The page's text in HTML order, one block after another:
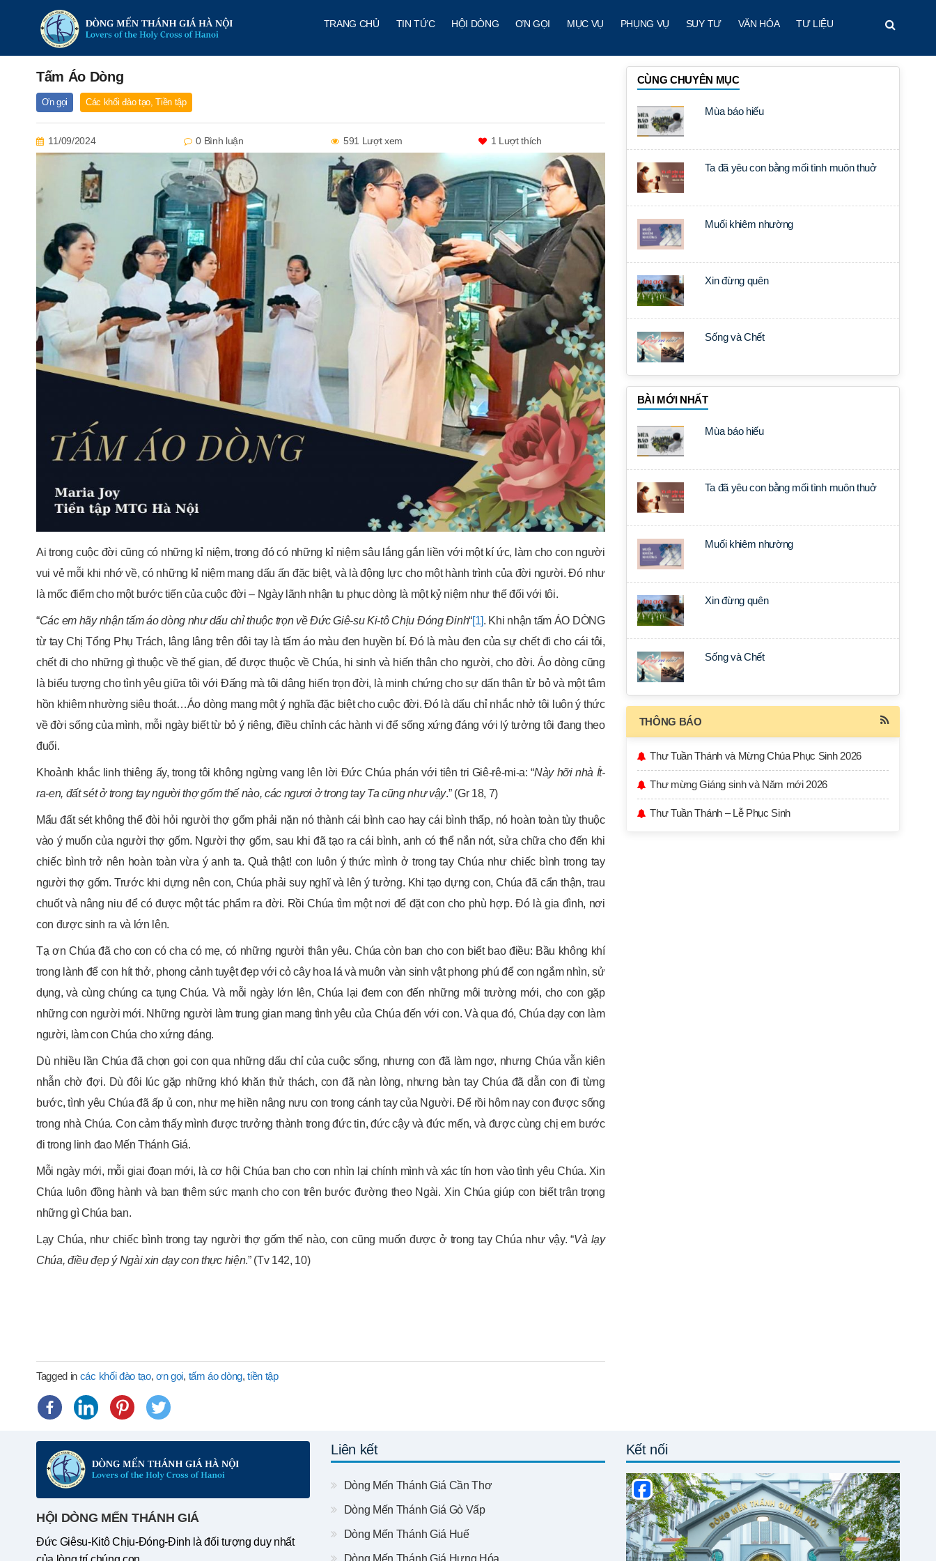
TRANG CHỦ TIN TỨC HỘI DÒNG ƠN GỌI MỤC VỤ PHỤNG VỤ SUY TƯ VĂN HÓA TƯ LIỆU
Tấm Áo Dòng
Ơn gọi Các khối đào tạo,Tiền tập
11/09/2024 0 Bình luận 591 Lượt xem 1 Lượt thích
Ai trong cuộc đời cũng có những kỉ niệm, trong đó có những kỉ niệm sâu lắng gắn liền với một kí ức, làm cho con người
vui vẻ mỗi khi nhớ về, có những kỉ niệm mang dấu ấn đặc biệt, và là động lực cho một hành trình của đời người. Đó như
là mốc điểm cho một bước tiến của cuộc đời – Ngày lãnh nhận tu phục dòng là một kỷ niệm như thế đối với tôi.
“Các em hãy nhận tấm áo dòng như dấu chỉ thuộc trọn về Đức Giê-su Ki-tô Chịu Đóng Đinh“[1]. Khi nhận tấm ÁO DÒNG
từ tay Chị Tổng Phụ Trách, lâng lâng trên đôi tay là tấm áo màu đen huyền bí. Đó là màu đen của sự chết đi cho cái tôi,
chết đi cho những gì thuộc về thế gian, để được thuộc về Chúa, hi sinh và hiến thân cho người, cho đời. Áo dòng cũng
là biểu tượng cho tình yêu giữa tôi với Đấng mà tôi dâng hiến trọn đời, là minh chứng cho sự dấn thân từ bỏ và một tâm
hồn khiêm nhường siêu thoát…Áo dòng mang một ý nghĩa đặc biệt cho cuộc đời. Đó là dấu chỉ nhắc nhở tôi luôn ý thức
về đời sống của mình, mỗi ngày biết từ bỏ ý riêng, điều chỉnh các hành vi để sống xứng đáng với lý tưởng tôi đang theo
đuổi.
Khoảnh khắc linh thiêng ấy, trong tôi không ngừng vang lên lời Đức Chúa phán với tiên tri Giê-rê-mi-a: “Này hỡi nhà Ít-
ra-en, đất sét ở trong tay người thợ gốm thế nào, các ngươi ở trong tay Ta cũng như vậy.” (Gr 18, 7)
Mẩu đất sét không thể đòi hỏi người thợ gốm phải nặn nó thành cái bình cao hay cái bình thấp, nó hoàn toàn tùy thuộc
vào ý muốn của người thợ gốm. Người thợ gốm, sau khi đã tạo ra cái bình, anh có thể nắn nót, sửa chữa cho đến khi
chiếc bình trở nên hoàn toàn vừa ý anh ta. Quả thật! con luôn ý thức mình ở trong tay Chúa như chiếc bình trong tay
người thợ gốm. Trước khi dựng nên con, Chúa phải suy nghĩ và lên ý tưởng. Khi tạo dựng con, Chúa đã cẩn thận, trau
chuốt và nâng niu để có được một tác phẩm ra đời. Rồi Chúa tìm một nơi để đặt con cho phù hợp. Đó là gia đình, nơi
con được sinh ra và lớn lên.
Tạ ơn Chúa đã cho con có cha có mẹ, có những người thân yêu. Chúa còn ban cho con biết bao điều: Bầu không khí
trong lành để con hít thở, phong cảnh tuyệt đẹp với cỏ cây hoa lá và muôn vàn sinh vật phong phú để con ngắm nhìn, sử
dụng, và cùng chúng ca tụng Chúa. Và mỗi ngày lớn lên, Chúa lại đem con đến những môi trường mới, cho con gặp
những con người mới. Những người làm trung gian mang tình yêu của Chúa đến với con. Và qua đó, Chúa dạy con làm
người, làm con Chúa cho xứng đáng.
Dù nhiều lần Chúa đã chọn gọi con qua những dấu chỉ của cuộc sống, nhưng con đã làm ngơ, nhưng Chúa vẫn kiên
nhẫn chờ đợi. Dù đôi lúc gặp những khó khăn thử thách, con đã nàn lòng, nhưng bàn tay Chúa đã dẫn con đi từng
bước, tình yêu Chúa đã ấp ủ con, như mẹ hiền nâng nưu con trong cánh tay của Người. Để rồi hôm nay con được sống
trong nhà Chúa. Con cảm thấy mình được trưởng thành trong đức tin, đức cậy và đức mến, và được cùng chị em bước
đi trong linh đao Mến Thánh Giá.
Mỗi ngày mới, mỗi giai đoạn mới, là cơ hội Chúa ban cho con nhìn lại chính mình và xác tín hơn vào tình yêu Chúa. Xin
Chúa luôn đồng hành và ban thêm sức mạnh cho con trên bước đường theo Ngài. Xin Chúa giúp con biết trân trọng
những gì Chúa ban.
Lạy Chúa, như chiếc bình trong tay người thợ gốm thế nào, con cũng muốn được ở trong tay Chúa như vậy. “Và lạy
Chúa, điều đẹp ý Ngài xin dạy con thực hiện.” (Tv 142, 10)
Tagged in các khối đào tạo,ơn gọi, tấm áo dòng,tiền tập
CÙNG CHUYÊN MỤC
Mùa báo hiếu
Ta đã yêu con bằng mối tình muôn thuở
Muối khiêm nhường
Xin đừng quên
Sống và Chết
BÀI MỚI NHẤT
Mùa báo hiếu
Ta đã yêu con bằng mối tình muôn thuở
Muối khiêm nhường
Xin đừng quên
Sống và Chết
THÔNG BÁO
Thư Tuần Thánh và Mừng Chúa Phục Sinh 2026
Thư mừng Giáng sinh và Năm mới 2026
Thư Tuần Thánh – Lễ Phục Sinh
HỘI DÒNG MẾN THÁNH GIÁ
Đức Giêsu-Kitô Chịu-Đóng-Đinh là đối tượng duy nhất
Liên kết
Dòng Mến Thánh Giá Cần Thơ
Dòng Mến Thánh Giá Gò Vấp
Dòng Mến Thánh Giá Huế
Dòng Mến Thánh Giá Hưng Hóa
Kết nối